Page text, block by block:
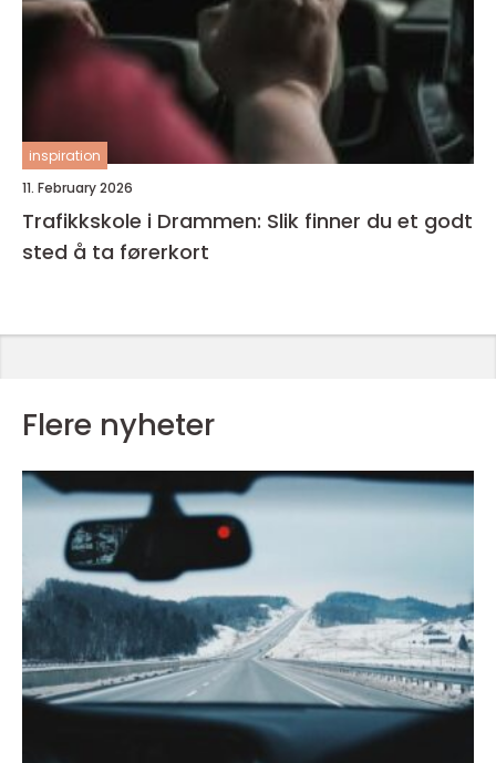
inspiration
11. February 2026
Trafikkskole i Drammen: Slik finner du et godt
sted å ta førerkort
Flere nyheter